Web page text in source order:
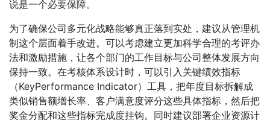
说是一个必要保障。
为了确保公司多元化战略能够真正落到实处，建议从管理机
制这个层面着手改进。可以考虑建立更加科学合理的考评办
法和激励措施，让各个部门的工作目标与公司整体发展方向
保持一致。在考核体系设计时，可以引入关键绩效指标
（KeyPerformance Indicator）工具，把年度目标拆解成
类似销售额增长率、客户满意度评分这些具体指标，然后把
奖金分配和这些指标完成度挂钩。同时建议部署企业资源计